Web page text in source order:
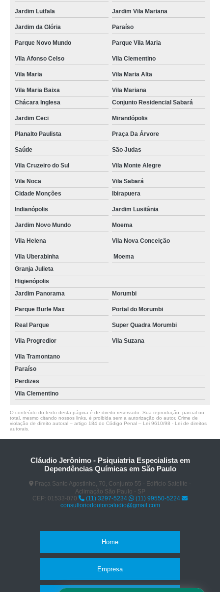
Jardim Lutfala Jardim Vila Mariana
Jardim da Glória Paraíso
Parque Novo Mundo Parque Vila Maria
Vila Afonso Celso Vila Clementino
Vila Maria Vila Maria Alta
Vila Maria Baixa
Vila Mariana
Chácara Inglesa
Conjunto Residencial Sabará
Jardim Ceci Mirandópolis
Planalto Paulista Praça Da Árvore
Saúde São Judas
Vila Cruzeiro do Sul Vila Monte Alegre
Vila Noca
Vila Sabará
Cidade Monções
Ibirapuera
Indianópolis Jardim Lusitânia
Jardim Novo Mundo Moema
Vila Helena Vila Nova Conceição
Vila Uberabinha
Moema
Granja Julieta
Higienópolis
Jardim Panorama
Morumbi
Parque Burle Max Portal do Morumbi
Real Parque Super Quadra Morumbi
Vila Progredior Vila Suzana
Vila Tramontano
Paraíso
Perdizes
Vila Clementino
O conteúdo do texto desta página é de direito reservado. Sua reprodução, parcial ou
total, mesmo citando nossos links, é proibida sem a autorização do autor. Crime de
violação de direito autoral – artigo 184 do Código Penal – Lei 9610/98 - Lei de direitos
autorais
Cláudio Jerônimo - Psiquiatria Especialista em
Dependências Químicas em São Paulo
Praça Santo Agostinho, 70, Conjunto 55 - Edifício Satélite -
Aclimação São Paulo - SP
CEP: 01533-070
(11) 3297-5234
(11) 99550-5224
consultoriodoutorcaludio@gmail.com
Home
Empresa